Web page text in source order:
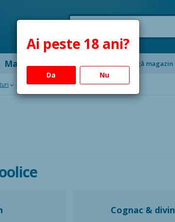
Magazine Adaugă magazin
Băuturi alcoolice
Cognac & divin
Ai peste 18 ani?
Da Nu